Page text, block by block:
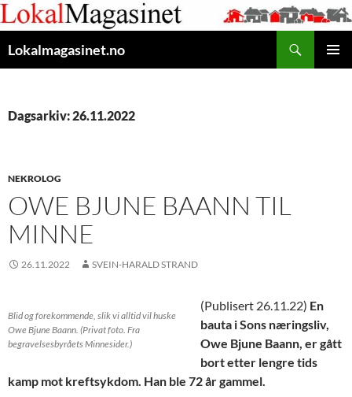
Gå
til
innhaldet
Lokalmagasinet.no
Dagsarkiv: 26.11.2022
NEKROLOG
OWE BJUNE BAANN TIL
MINNE
26.11.2022 SVEIN-HARALD STRAND
Blid og forekommende, slik vi alltid vil huske
Owe Bjune Baann. (Privat foto. Fra
begravelsesbyråets Minnesider.)
(Publisert 26.11.22) En
bauta i Sons næringsliv,
Owe Bjune Baann, er gått
bort etter lengre tids
kamp mot kreftsykdom. Han ble 72 år gammel.